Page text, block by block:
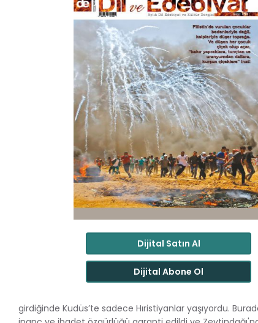
Dijital Satın Al
Dijital Abone Ol
girdiğinde Kudüs’te sadece Hıristiyanlar yaşıyordu.